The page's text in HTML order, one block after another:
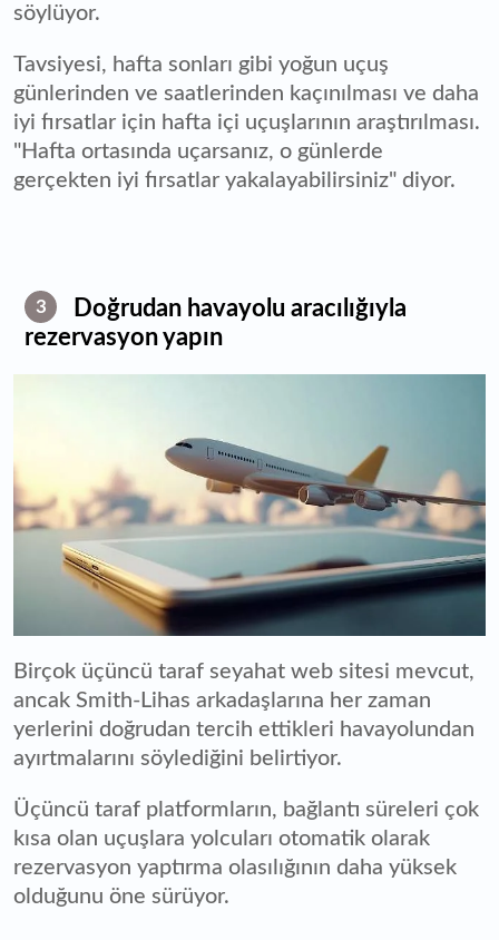
söylüyor.
Tavsiyesi, hafta sonları gibi yoğun uçuş
günlerinden ve saatlerinden kaçınılması ve daha
iyi fırsatlar için hafta içi uçuşlarının araştırılması.
"Hafta ortasında uçarsanız, o günlerde
gerçekten iyi fırsatlar yakalayabilirsiniz" diyor.
3
Doğrudan havayolu aracılığıyla
rezervasyon yapın
Birçok üçüncü taraf seyahat web sitesi mevcut,
ancak Smith-Lihas arkadaşlarına her zaman
yerlerini doğrudan tercih ettikleri havayolundan
ayırtmalarını söylediğini belirtiyor.
Üçüncü taraf platformların, bağlantı süreleri çok
kısa olan uçuşlara yolcuları otomatik olarak
rezervasyon yaptırma olasılığının daha yüksek
olduğunu öne sürüyor.